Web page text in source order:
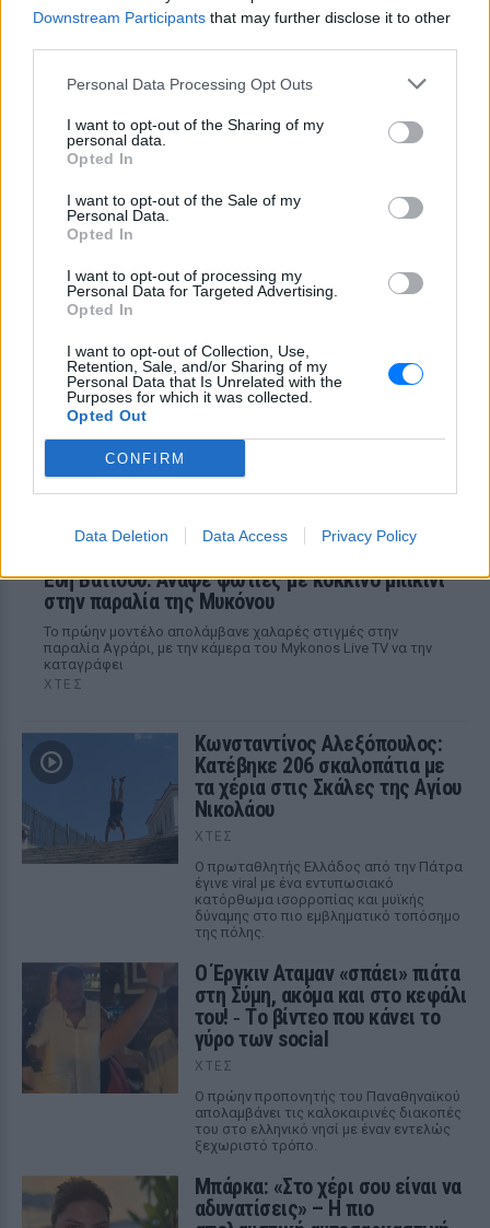
Downstream Participants that may further disclose it to other
Personal Data Processing Opt Outs
I want to opt-out of the Sharing of my
personal data.
Opted In
I want to opt-out of the Sale of my
Personal Data.
Opted In
I want to opt-out of processing my
Personal Data for Targeted Advertising.
Opted In
I want to opt-out of Collection, Use,
Retention, Sale, and/or Sharing of my
Personal Data that Is Unrelated with the
Purposes for which it was collected.
Opted Out
CONFIRM
Data Deletion Data Access Privacy Policy
Ο διάσημος κιθαρίστας απο τον
οποιο εμπνεύστηκε το όνομα
της η Αση Μπήλιου ‑ Πώς τη
βάφτισαν
Το πραγματικό της όνομα δεν είναι Αση:
Το απογευματινό μπάνιο της
Η τέλεια ώρα, γράφει από τη
Σαντορίνη
Η ηθοποιός μοιράστηκε μία φωτογραφία
της με μαγιό από παραλία του νησιού
Εύη Βατίδου: Αναψε φωτιές με κόκκινο μπικίνι
στην παραλία της Μυκόνου
Το πρώην μοντέλο απολάμβανε χαλαρές στιγμές στην
παραλία Αγράρι, με την κάμερα του Mykonos Live TV να την
καταγράφει
ΧΤΕΣ
Κωνσταντίνος Αλεξόπουλος:
Κατέβηκε 206 σκαλοπάτια με
τα χέρια στις Σκάλες της Αγίου
Νικολάου
ΧΤΕΣ
Ο πρωταθλητής Ελλάδος από την Πάτρα
έγινε viral με ένα εντυπωσιακό
κατόρθωμα ισορροπίας και μυϊκής
δύναμης στο πιο εμβληματικό τοπόσημο
της πόλης.
Ο Έργκιν Αταμαν «σπάει» πιάτα
στη Σύμη, ακόμα και στο κεφάλι
του! ‑ Tο βίντεο που κάνει το
γύρο των social
ΧΤΕΣ
Ο πρώην προπονητής του Παναθηναϊκού
απολαμβάνει τις καλοκαιρινές διακοπές
του στο ελληνικό νησί με έναν εντελώς
ξεχωριστό τρόπο.
Μπάρκα: «Στο χέρι σου είναι να
αδυνατίσεις» – Η πιο